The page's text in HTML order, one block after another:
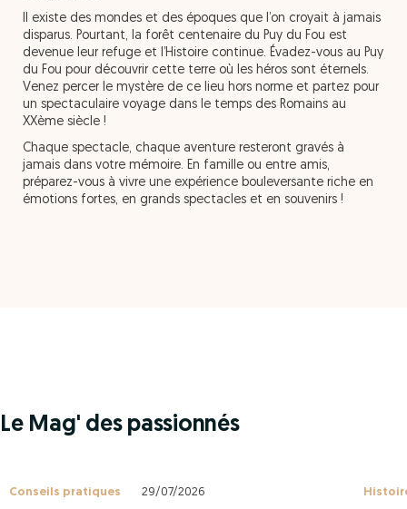
Il existe des mondes et des époques que l’on croyait à jamais
disparus. Pourtant, la forêt centenaire du Puy du Fou est
devenue leur refuge et l’Histoire continue. Évadez-vous au Puy
du Fou pour découvrir cette terre où les héros sont éternels.
Venez percer le mystère de ce lieu hors norme et partez pour
un spectaculaire voyage dans le temps des Romains au
XXème siècle !
Chaque spectacle, chaque aventure resteront gravés à
jamais dans votre mémoire. En famille ou entre amis,
préparez-vous à vivre une expérience bouleversante riche en
émotions fortes, en grands spectacles et en souvenirs !
Le Mag' des passionnés
Conseils pratiques 29/07/2026